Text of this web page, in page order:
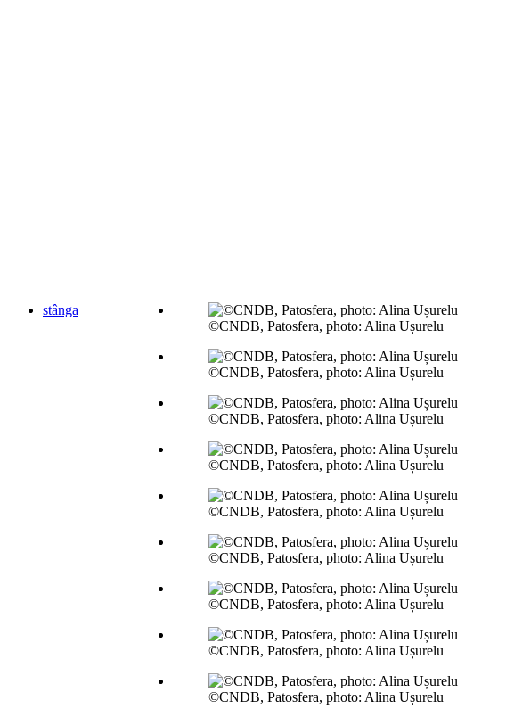
stânga
©CNDB, Patosfera, photo: Alina Ușurelu
©CNDB, Patosfera, photo: Alina Ușurelu
©CNDB, Patosfera, photo: Alina Ușurelu
©CNDB, Patosfera, photo: Alina Ușurelu
©CNDB, Patosfera, photo: Alina Ușurelu
©CNDB, Patosfera, photo: Alina Ușurelu
©CNDB, Patosfera, photo: Alina Ușurelu
©CNDB, Patosfera, photo: Alina Ușurelu
©CNDB, Patosfera, photo: Alina Ușurelu